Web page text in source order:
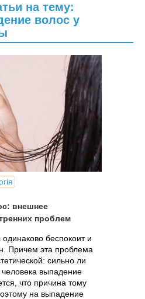
на тему:
волос у
внешнее
проблем
беспокоит и
Причем эта проблема
сильно ли
человека выпадение
что причина тому
на выпадение